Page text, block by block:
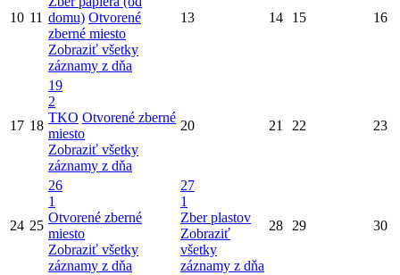
10 11 domu) Otvorené
zberné miesto
Zobraziť všetky
záznamy z dňa
13 14 15 16
17 18
19
2
TKO Otvorené zberné
miesto
Zobraziť všetky
záznamy z dňa
20 21 22 23
24 25
26
1
Otvorené zberné
miesto
Zobraziť všetky
záznamy z dňa
27
1
Zber plastov
Zobraziť
všetky
záznamy z dňa
28 29 30